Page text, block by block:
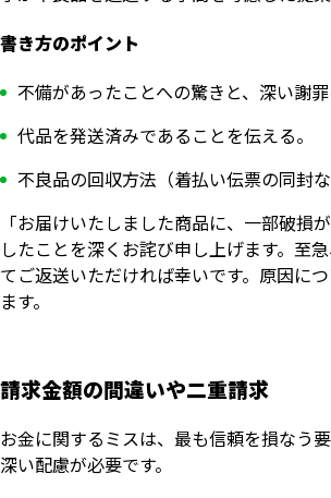
書き方のポイント
不備があったことへの驚きと、深い謝罪
代品を発送済みであることを伝える。
不良品の回収方法（着払い伝票の同封な
「お届けいたしました商品に、一部破
したことを深くお詫び申し上げます。至
てご返送いただければ幸いです。原因に
ます。
請求金額の間違いや二重請求
お金に関するミスは、最も信頼を損なう
深い配慮が必要です。